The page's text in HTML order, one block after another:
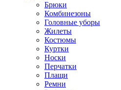
Брюки
Комбинезоны
Головные уборы
Жилеты
Костюмы
Куртки
Носки
Перчатки
Плащи
Ремни